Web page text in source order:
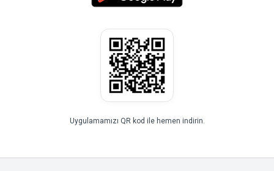
Uygulamamızı QR kod ile hemen indirin.